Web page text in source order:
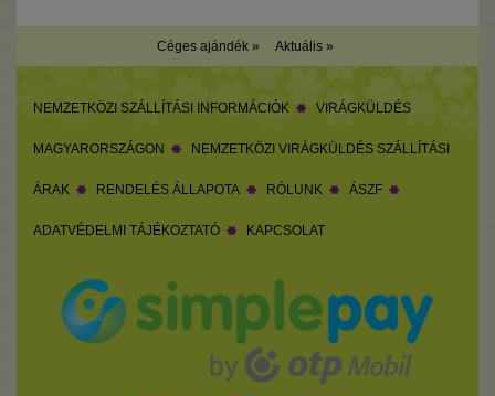
Céges ajándék » Aktuális »
NEMZETKÖZI SZÁLLÍTÁSI INFORMÁCIÓK VIRÁGKÜLDÉS
MAGYARORSZÁGON NEMZETKÖZI VIRÁGKÜLDÉS SZÁLLÍTÁSI
ÁRAK RENDELÉS ÁLLAPOTA RÓLUNK ÁSZF
ADATVÉDELMI TÁJÉKOZTATÓ KAPCSOLAT